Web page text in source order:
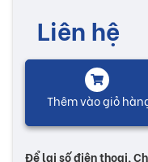
Liên hệ
Thêm vào giỏ
Để lại số điện thoại,